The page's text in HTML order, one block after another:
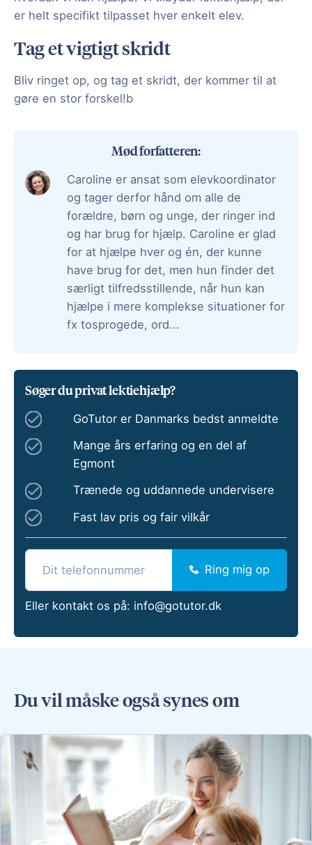
er helt specifikt tilpasset hver enkelt elev.
Tag et vigtigt skridt
Bliv ringet op, og tag et skridt, der kommer til at
gøre en stor forskel!b
Mød forfatteren:
Caroline er ansat som elevkoordinator
og tager derfor hånd om alle de
forældre, børn og unge, der ringer ind
og har brug for hjælp. Caroline er glad
for at hjælpe hver og én, der kunne
have brug for det, men hun finder det
særligt tilfredsstillende, når hun kan
hjælpe i mere komplekse situationer for
fx tosprogede, ord...
Søger du privat lektiehjælp?
GoTutor er Danmarks bedst anmeldte
Mange års erfaring og en del af
Egmont
Trænede og uddannede undervisere
Fast lav pris og fair vilkår
Ring mig op
Eller kontakt os på: info@gotutor.dk
Du vil måske også synes om